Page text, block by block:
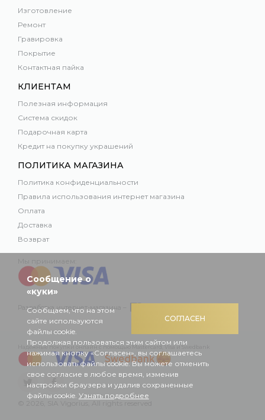
Изготовление
Ремонт
Гравировка
Покрытие
Контактная пайка
КЛИЕНТАМ
Полезная информация
Система скидок
Подарочная карта
Кредит на покупку украшений
ПОЛИТИКА МАГАЗИНА
Политика конфиденциальности
Правила использования интернет магазина
Оплата
Доставка
Возврат
Разработка интернет-магазина –
Надежные покупки онлайн с помощью Mastercard, Visa и Swedbank
СОГЛАСЕН
Сообщение о
«куки»
Сообщаем, что на этом
сайте используются
файлы cookie.
Продолжая пользоваться этим сайтом или
нажимая кнопку «Согласен», вы соглашаетесь
использовать файлы cookie. Вы можете отменить
свое согласие в любое время, изменив
настройки браузера и удалив сохраненные
файлы cookie. Узнать подробнее